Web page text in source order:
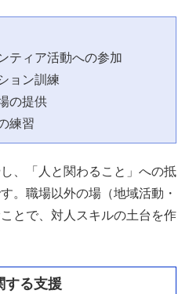
ティア活動への参加
ョン訓練
の提供
、「人と関わること」への抵
。職場以外の場（地域活動・
とで、対人スキルの土台を作
る支援